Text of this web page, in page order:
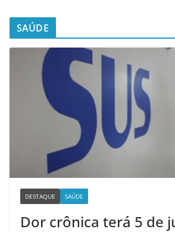
SAÚDE
DESTAQUE SAÚDE
Dor crônica terá 5 de